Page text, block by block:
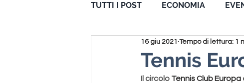
TUTTI I POST ECONOMIA
Tennis
16 giu 2021 Tempo di lettura: 1
Il circolo Tennis Club Europa